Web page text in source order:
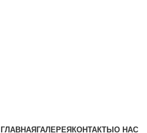
ГЛАВНАЯГАЛЕРЕЯКОНТАКТЫО НАС